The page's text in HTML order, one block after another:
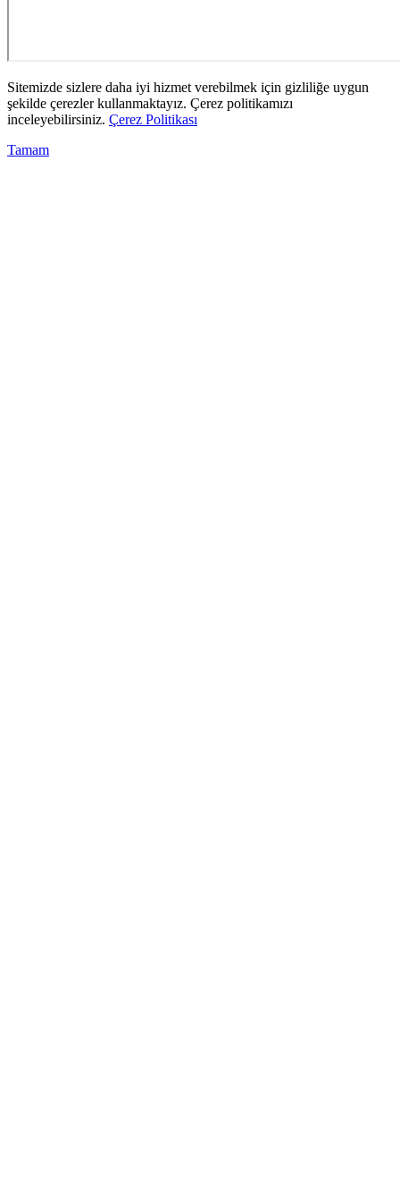
Sitemizde sizlere daha iyi hizmet verebilmek için gizliliğe uygun
şekilde çerezler kullanmaktayız. Çerez politikamızı
inceleyebilirsiniz. Çerez Politikası
Tamam